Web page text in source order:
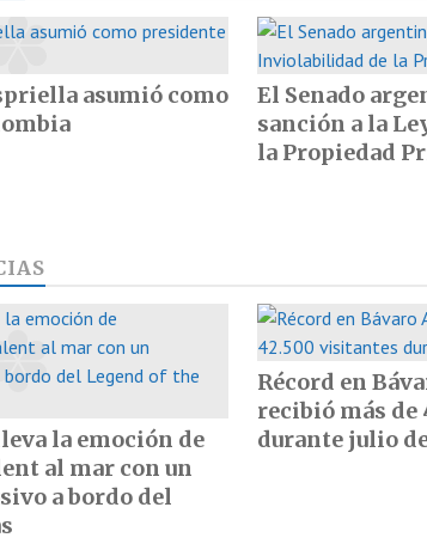
asumió como
El Senado
sanción a la
la Propiedad
la emoción de
al mar con un
a bordo del
Récord en
recibió más
durante julio